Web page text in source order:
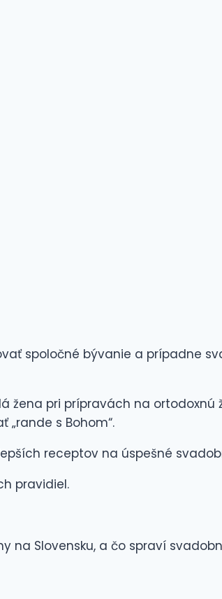
spoločné bývanie a prípadne
žena pri prípravách na ortodoxnú
s Bohom“.
receptov na úspešné
pravidiel.
na Slovensku, a čo spraví